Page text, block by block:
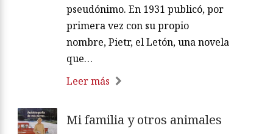
pseudónimo. En 1931 publicó, por
primera vez con su propio
nombre, Pietr, el Letón, una novela
que…
Leer más
Mi familia y otros animales